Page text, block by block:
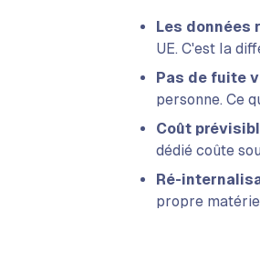
Les données
UE. C'est la
Pas de fuite
personne. Ce
Coût
dédié coûte
Ré-
propre